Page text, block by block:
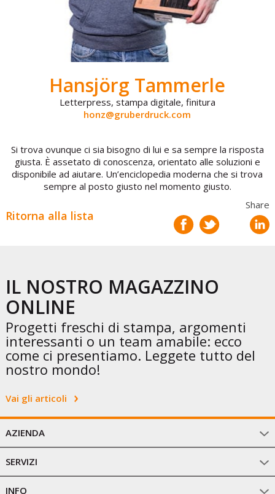
Hansjörg Tammerle
Letterpress, stampa digitale, finitura
honz@gruberdruck.com
Si trova ovunque ci sia bisogno di lui e sa sempre la risposta
giusta. È assetato di conoscenza, orientato alle soluzioni e
disponibile ad aiutare. Un’enciclopedia moderna che si trova
sempre al posto giusto nel momento giusto.
Ritorna alla lista
Share
IL NOSTRO MAGAZZINO
ONLINE
Progetti freschi di stampa, argomenti
interessanti o un team amabile: ecco
come ci presentiamo. Leggete tutto del
nostro mondo!
Vai gli articoli
AZIENDA
SERVIZI
INFO